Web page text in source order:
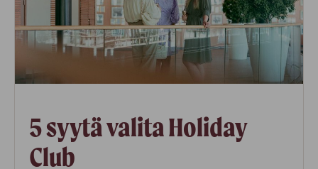
5 syytä valita Holiday
Club